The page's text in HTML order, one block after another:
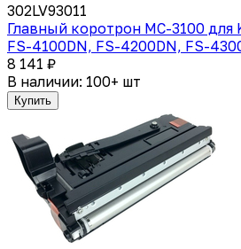
302LV93011
Главный коротрон MC-3100 для
FS-4100DN, FS-4200DN, FS-
8 141 ₽
В наличии: 100+ шт
Купить